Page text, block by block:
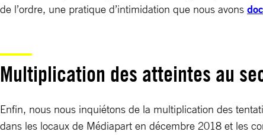
de l’ordre, une pratique d’intimidation que nous avons
Multiplication des atteintes au
Enfin, nous nous inquiétons de la multiplication des
dans les locaux de Médiapart en décembre 2018 et les